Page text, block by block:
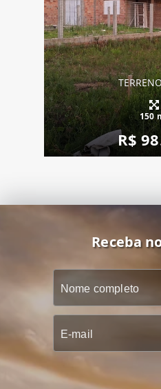
150
R$
Receba